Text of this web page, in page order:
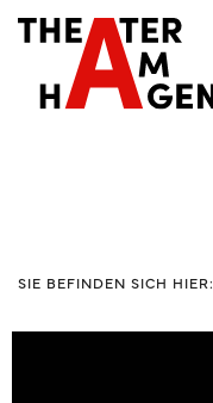
SIE BEFINDEN SICH HIER: